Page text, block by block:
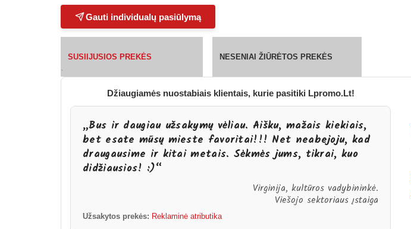
Gauti individualų pasiūlymą
SUSIIJUSIOS PREKĖS NESENIAI ŽIŪRĖTOS PREKĖS
`
Džiaugiamės nuostabiais klientais, kurie pasitiki Lpromo.Lt!
„Bus ir daugiau užsakymų vėliau. Aišku, mažais kiekiais,
bet esate mūsų mieste favoritai!!! Net neabejoju, kad
draugausime ir kitai metais. Sėkmės jums, tikrai, kuo
didžiausios! :)“
Virginija, kultūros vadybininkė.
Viešojo sektoriaus įstaiga
Užsakytos prekės: Reklaminė atributika